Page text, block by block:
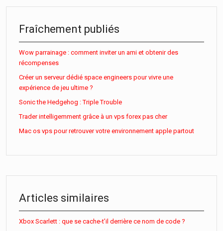
Fraîchement publiés
Wow parrainage : comment inviter un ami et obtenir des
récompenses
Créer un serveur dédié space engineers pour vivre une
expérience de jeu ultime ?
Sonic the Hedgehog : Triple Trouble
Trader intelligemment grâce à un vps forex pas cher
Mac os vps pour retrouver votre environnement apple partout
Articles similaires
Xbox Scarlett : que se cache-t’il derrière ce nom de code ?